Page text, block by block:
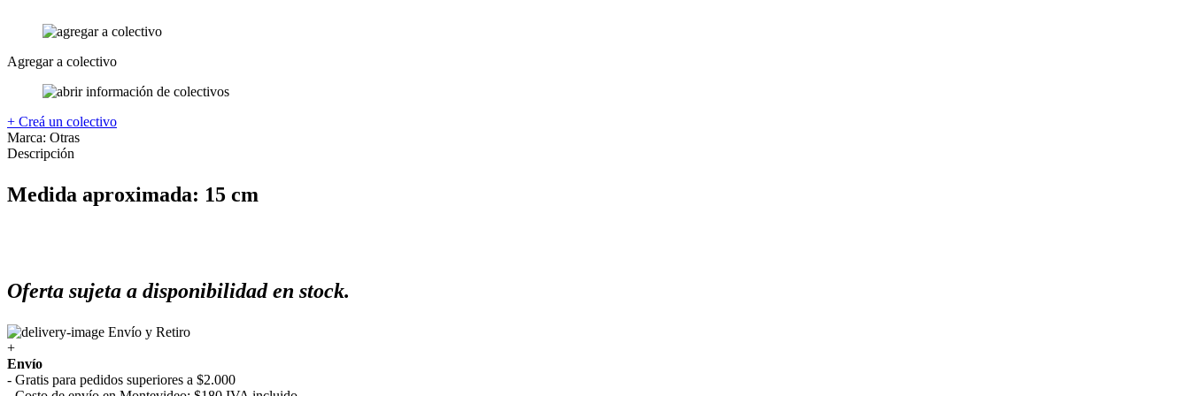
Agregar a colectivo
+ Creá un colectivo
Marca: Otras
Descripción
Medida aproximada: 15 cm
Oferta sujeta a disponibilidad en stock.
Envío y Retiro
+
Envío
- Gratis para pedidos superiores a $2.000